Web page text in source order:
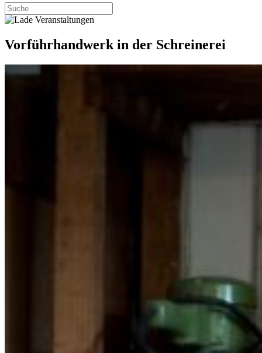
Vorführhandwerk in der Schreinerei